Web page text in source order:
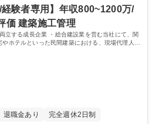
ヶ月)
件が中心。 学歴・資格 学歴：
校 語学力： 資格：2級土木施工管理技
土木施工管理技士
験者専用】年収800~1200万/
価 建築施工管理
立する成長企業 ・総合建設業を営む当社にて、関
ホテルといった民間建築における、現場代理人・
退職金あり
完全週休2日制